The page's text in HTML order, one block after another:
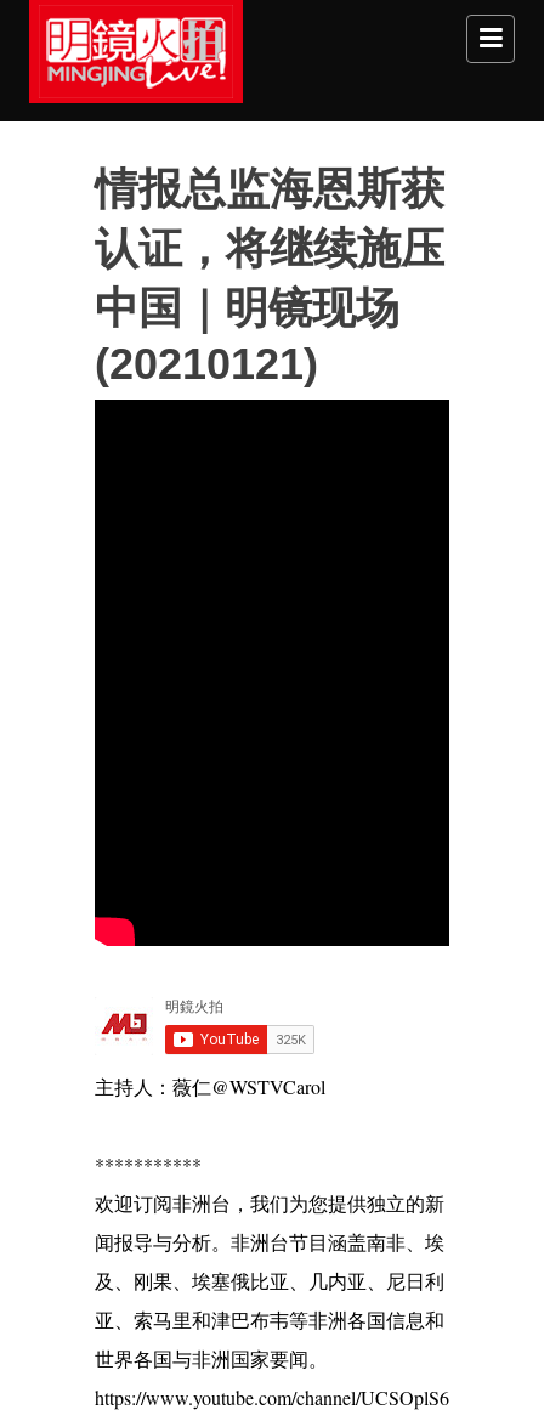
Skip to main content
情报总监海恩斯获
认证，将继续施压
中国｜明镜现场
(20210121)
主持人：薇仁@WSTVCarol
***********
欢迎订阅非洲台，我们为您提供独立的新
闻报导与分析。非洲台节目涵盖南非、埃
及、刚果、埃塞俄比亚、几内亚、尼日利
亚、索马里和津巴布韦等非洲各国信息和
世界各国与非洲国家要闻。
https://www.youtube.com/channel/UCSOplS6